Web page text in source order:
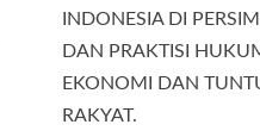
INDONESIA DI
DAN PRAKTISI
EKONOMI DAN
RAKYAT.